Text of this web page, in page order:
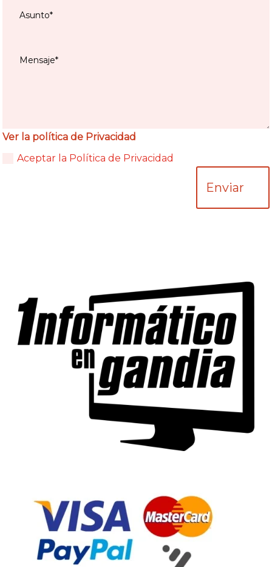
Ver la política de Privacidad
Aceptar la Política de Privacidad
Enviar